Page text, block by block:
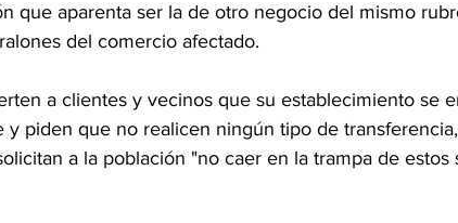
que aparenta ser la de otro negocio del mismo
del comercio afectado.
a clientes y vecinos que su establecimiento se
piden que no realicen ningún tipo de
a la población "no caer en la trampa de estos